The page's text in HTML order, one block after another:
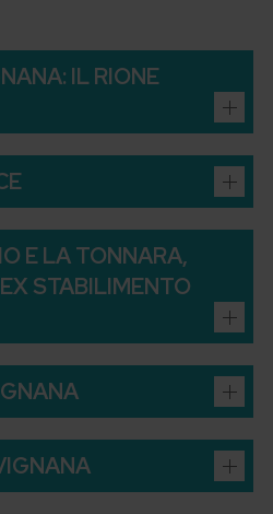
IL RIONE
E LA TONNARA,
STABILIMENTO